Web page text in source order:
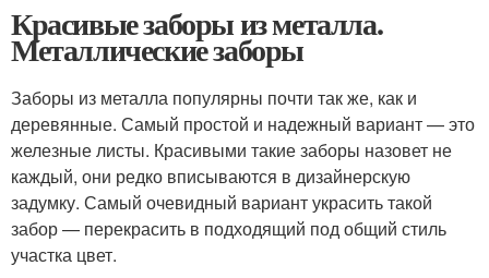
Красивые заборы из металла.
Металлические заборы
Заборы из металла популярны почти так же, как и
деревянные. Самый простой и надежный вариант — это
железные листы. Красивыми такие заборы назовет не
каждый, они редко вписываются в дизайнерскую
задумку. Самый очевидный вариант украсить такой
забор — перекрасить в подходящий под общий стиль
участка цвет.